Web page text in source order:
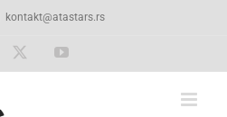
kontakt@atastars.rs
YouTube